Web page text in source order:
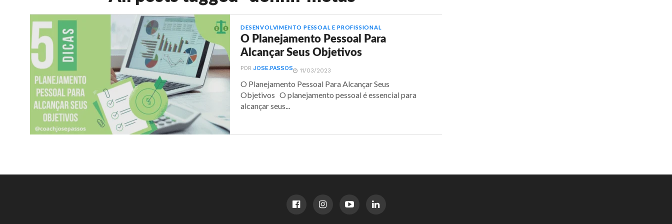
DESENVOLVIMENTO PESSOAL E PROFISSIONAL
O Planejamento Pessoal Para
Alcançar Seus Objetivos
PORJOSE.PASSOS 11/03/2023
O Planejamento Pessoal Para Alcançar Seus
Objetivos O planejamento pessoal é essencial para
alcançar seus...